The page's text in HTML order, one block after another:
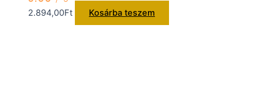
2.894,00Ft Kosárba teszem